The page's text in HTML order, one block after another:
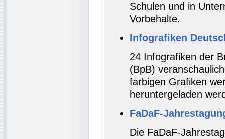
Schulen und in
Vorbehalte.
Infografiken
24 Infografiken der
(BpB)
farbigen Grafiken
heruntergeladen
FaDaF-
Die FaDaF-